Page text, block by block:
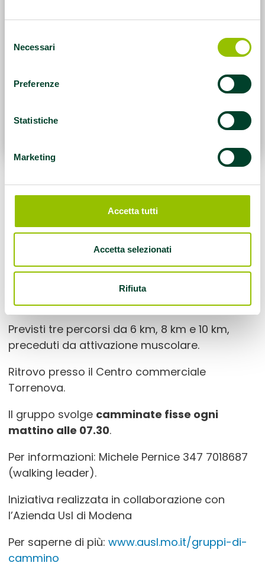
delNecessari
Preferenze
Statistiche
Marketing
Accetta tutti
Accetta selezionati
Rifiuta
Il 1° giugno è stata organizzata la “Camminata
Le altre date del gruppo di cammino
10-16-27 giugno ore 8 con attivazione
muscolare.
Previsti tre percorsi da 6 km, 8 km e 10 km,
preceduti da attivazione muscolare.
Ritrovo presso il Centro commerciale
Torrenova.
Il gruppo svolge camminate fisse ogni
mattino alle 07.30.
Per informazioni: Michele Pernice 347 7018687
(walking leader).
Iniziativa realizzata in collaborazione con
l’Azienda Usl di Modena
Per saperne di più: www.ausl.mo.it/gruppi-di-
cammino